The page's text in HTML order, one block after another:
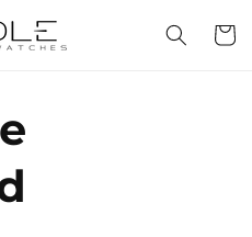
Carrito